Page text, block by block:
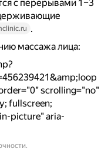
с перерывами 1–3
.
массажа лица:
scrolling="no"
fullscreen;
picture" aria-